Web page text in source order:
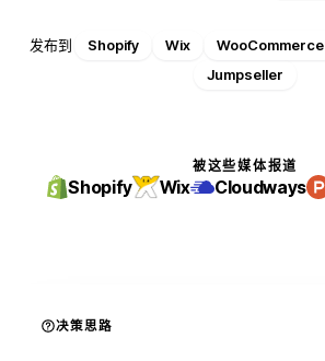
发布到 Shopify Wix WooCommerce
Jumpseller
被这些媒体报道
Shopify Wix Cloudways
决策思路